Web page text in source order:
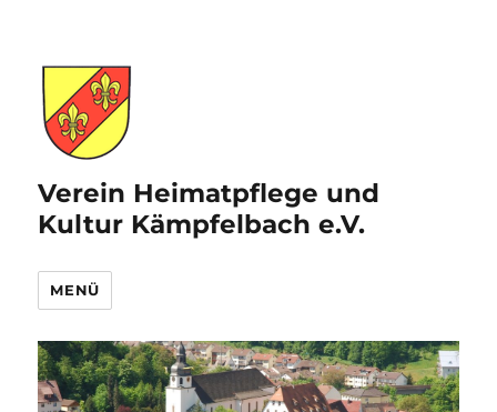
Verein Heimatpflege und
Kultur Kämpfelbach e.V.
MENÜ